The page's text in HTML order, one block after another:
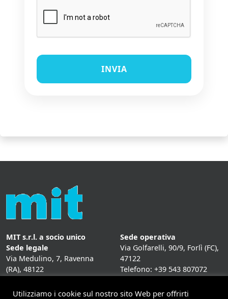
MIT s.r.l. a socio unico
Sede legale
Via Medulino, 7, Ravenna
(RA), 48122
Sede operativa
Via Golfarelli, 90/9, Forlì (FC),
47122
Telefono: +39 543 807072
Mail: info@mitweb.it
Utilizziamo i cookie sul nostro sito Web per offrirti